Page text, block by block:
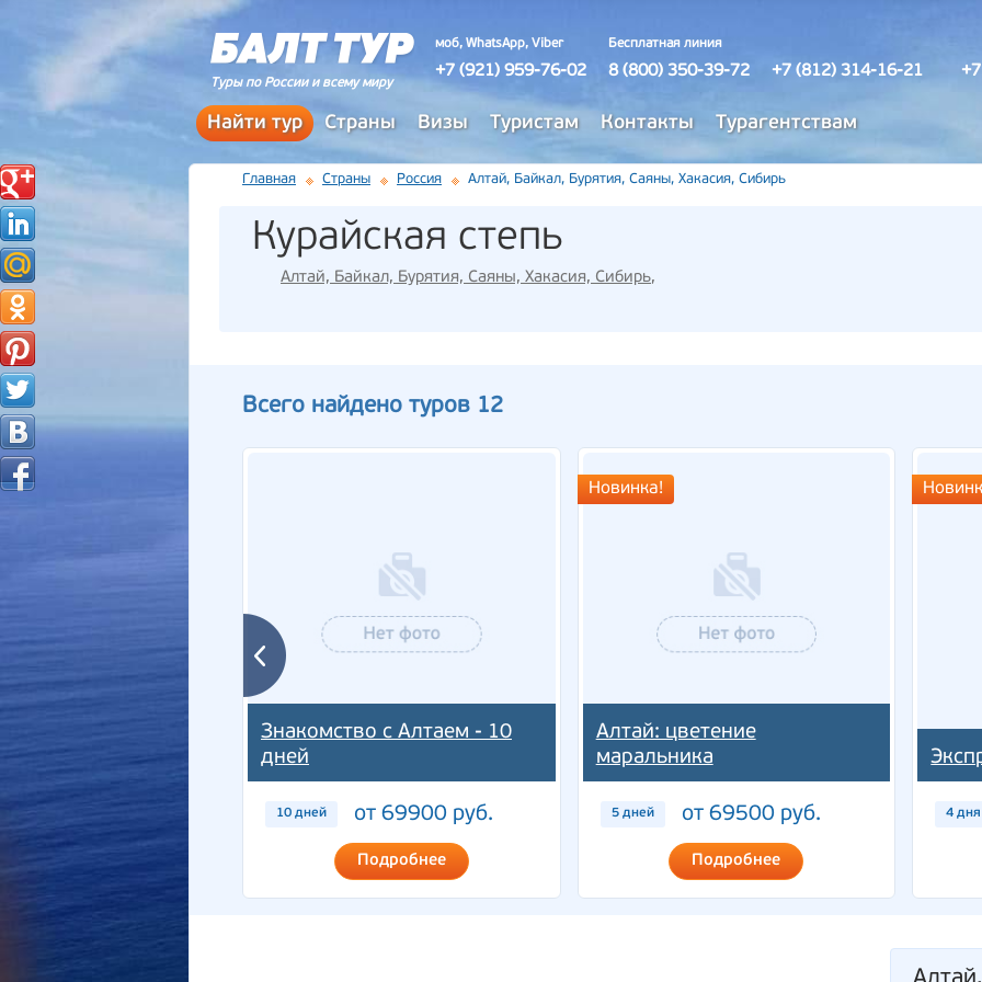
Туры по России и всему миру
моб, WhatsApp, Viber
+7 (921) 959-76-02
Бесплатная линия
8 (800) 350-39-72 +7 (812) 314-16-21
Найти тур Страны Визы Туристам Контакты Турагентствам
Главная Страны Россия Алтай, Байкал, Бурятия, Саяны, Хакасия, Сибирь
Курайская степь
Алтай, Байкал, Бурятия, Саяны, Хакасия, Сибирь,
Всего найдено туров 12
Знакомство с Алтаем - 10
дней
10 дней от 69900 руб.
Подробнее
Алтай: цветение
маральника
Новинка!
5 дней от 69500 руб.
Подробнее
4 дня